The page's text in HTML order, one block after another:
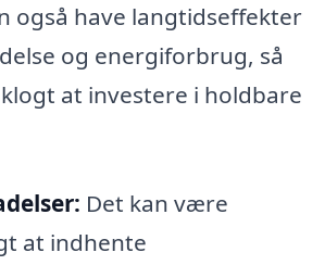
også have langtidseffekter
og energiforbrug, så
at investere i holdbare
Det kan være
at indhente